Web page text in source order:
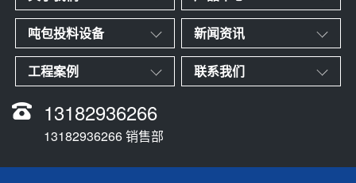
吨包投料设备 新闻资讯
工程案例 联系我们
13182936266
13182936266 销售部